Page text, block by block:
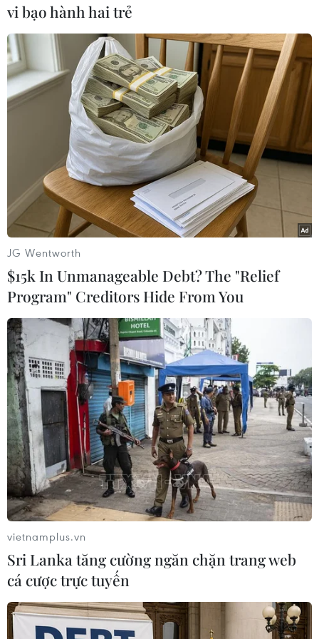
Nam đầu tiên được cấp chứng chỉ quốc tế TUV
Vincotte OK HOME COMPOST cho các sản phẩm
AnEco vi sinh phân hủy hoàn toàn (túi, găng tay
dùng một lần…). An Phát cũng là doanh nghiệp
duy nhất tại Việt Nam và là 1 trong 5 đại diện
châu Á có mặt trong Hiệp hội Nhựa Sinh học
châu Âu (European Bioplastic Association)./.
(Vietnam+)
#nguyên liệu sinh học #An Phát
#Công ty TLC
#vi sinh phân hủy hoàn toàn
Hàn Quốc
Theo dõi VietnamPlus
vi bạo hành hai trẻ
JG Wentworth
$15k In Unmanageable Debt? The "Relief
Program" Creditors Hide From You
vietnamplus.vn
Sri Lanka tăng cường ngăn chặn trang web
cá cược trực tuyến